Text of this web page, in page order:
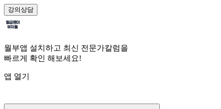
강의상담
월부앱 설치하고 최신 전문가칼럼을
빠르게 확인 해보세요!
앱 열기